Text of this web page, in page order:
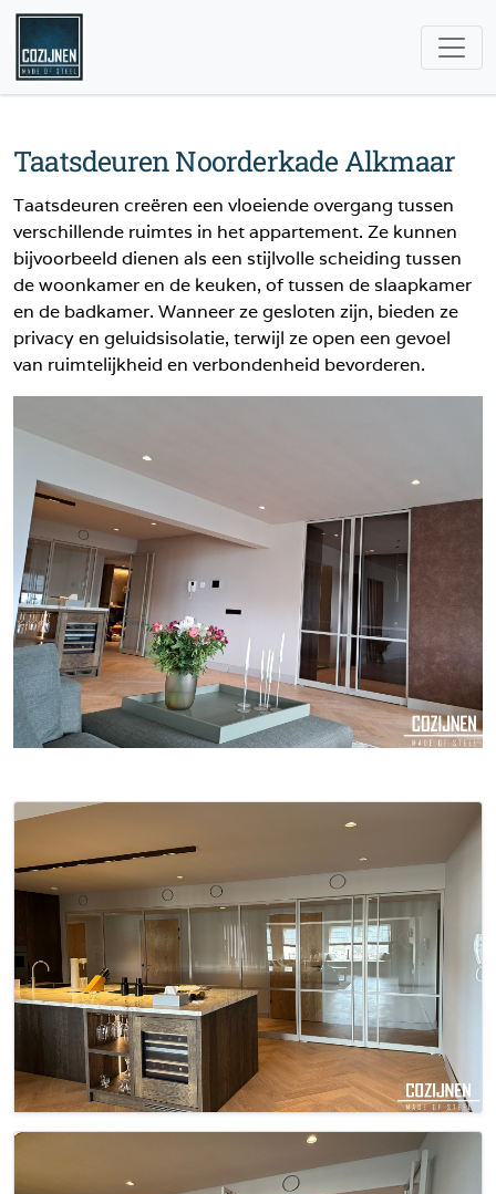
Taatsdeuren Noorderkade Alkmaar
Taatsdeuren creëren een vloeiende overgang tussen
verschillende ruimtes in het appartement. Ze kunnen
bijvoorbeeld dienen als een stijlvolle scheiding tussen
de woonkamer en de keuken, of tussen de slaapkamer
en de badkamer. Wanneer ze gesloten zijn, bieden ze
privacy en geluidsisolatie, terwijl ze open een gevoel
van ruimtelijkheid en verbondenheid bevorderen.